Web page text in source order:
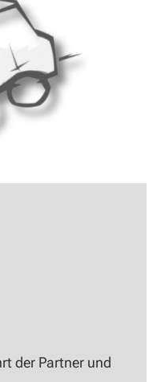
der Partner und